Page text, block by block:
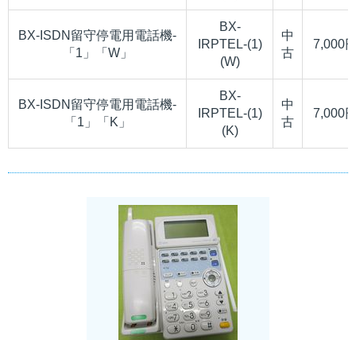
BX-ISDN留守停電用電話機-
「1」「W」
BX-
IRPTEL-(1)
(W)
中
古
7,000
BX-ISDN留守停電用電話機-
「1」「K」
BX-
IRPTEL-(1)
(K)
中
古
7,000